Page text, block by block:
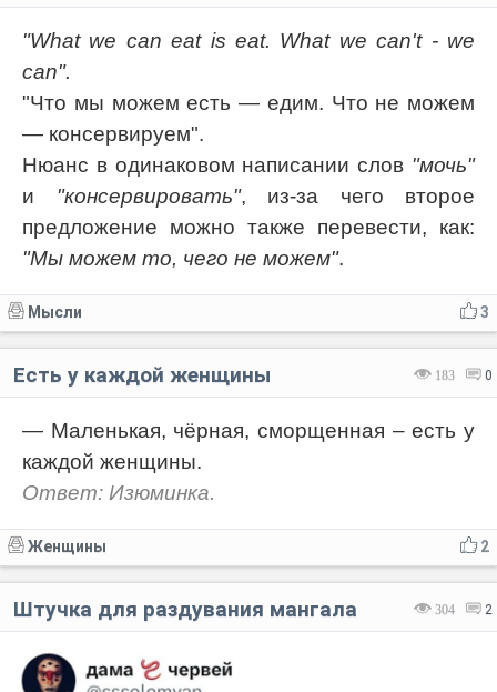
"What we can eat is eat. What we can't - we
can".
"Что мы можем есть — едим. Что не можем
— консервируем".
Нюанс в одинаковом написании слов "мочь"
и "консервировать", из-за чего второе
предложение можно также перевести, как:
"Мы можем то, чего не можем".
3
Мысли
183 0
Есть у каждой женщины
— Маленькая, чёрная, сморщенная – есть у
каждой женщины.
Ответ: Изюминка.
2
Женщины
304 2
Штучка для раздувания мангала